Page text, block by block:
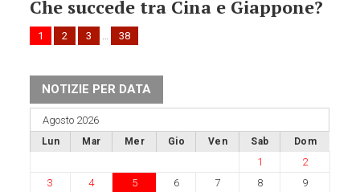
Che succede tra Cina e Giappone?
1 2 3 … 38
NOTIZIE PER DATA
Agosto 2026
Lun Mar Mer Gio Ven Sab Dom
1
2
3
4 5 6 7 8
9